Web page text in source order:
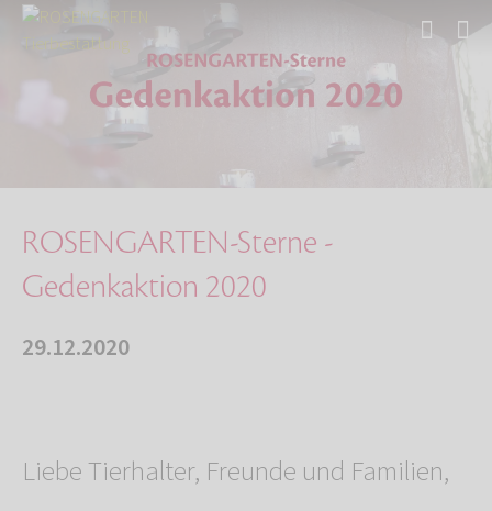
Start Über uns
Aktuelles
ROSENGARTEN-Sterne - Gedenkaktion 2020
ROSENGARTEN-Sterne -
Gedenkaktion 2020
29.12.2020
Liebe Tierhalter, Freunde und Familien,